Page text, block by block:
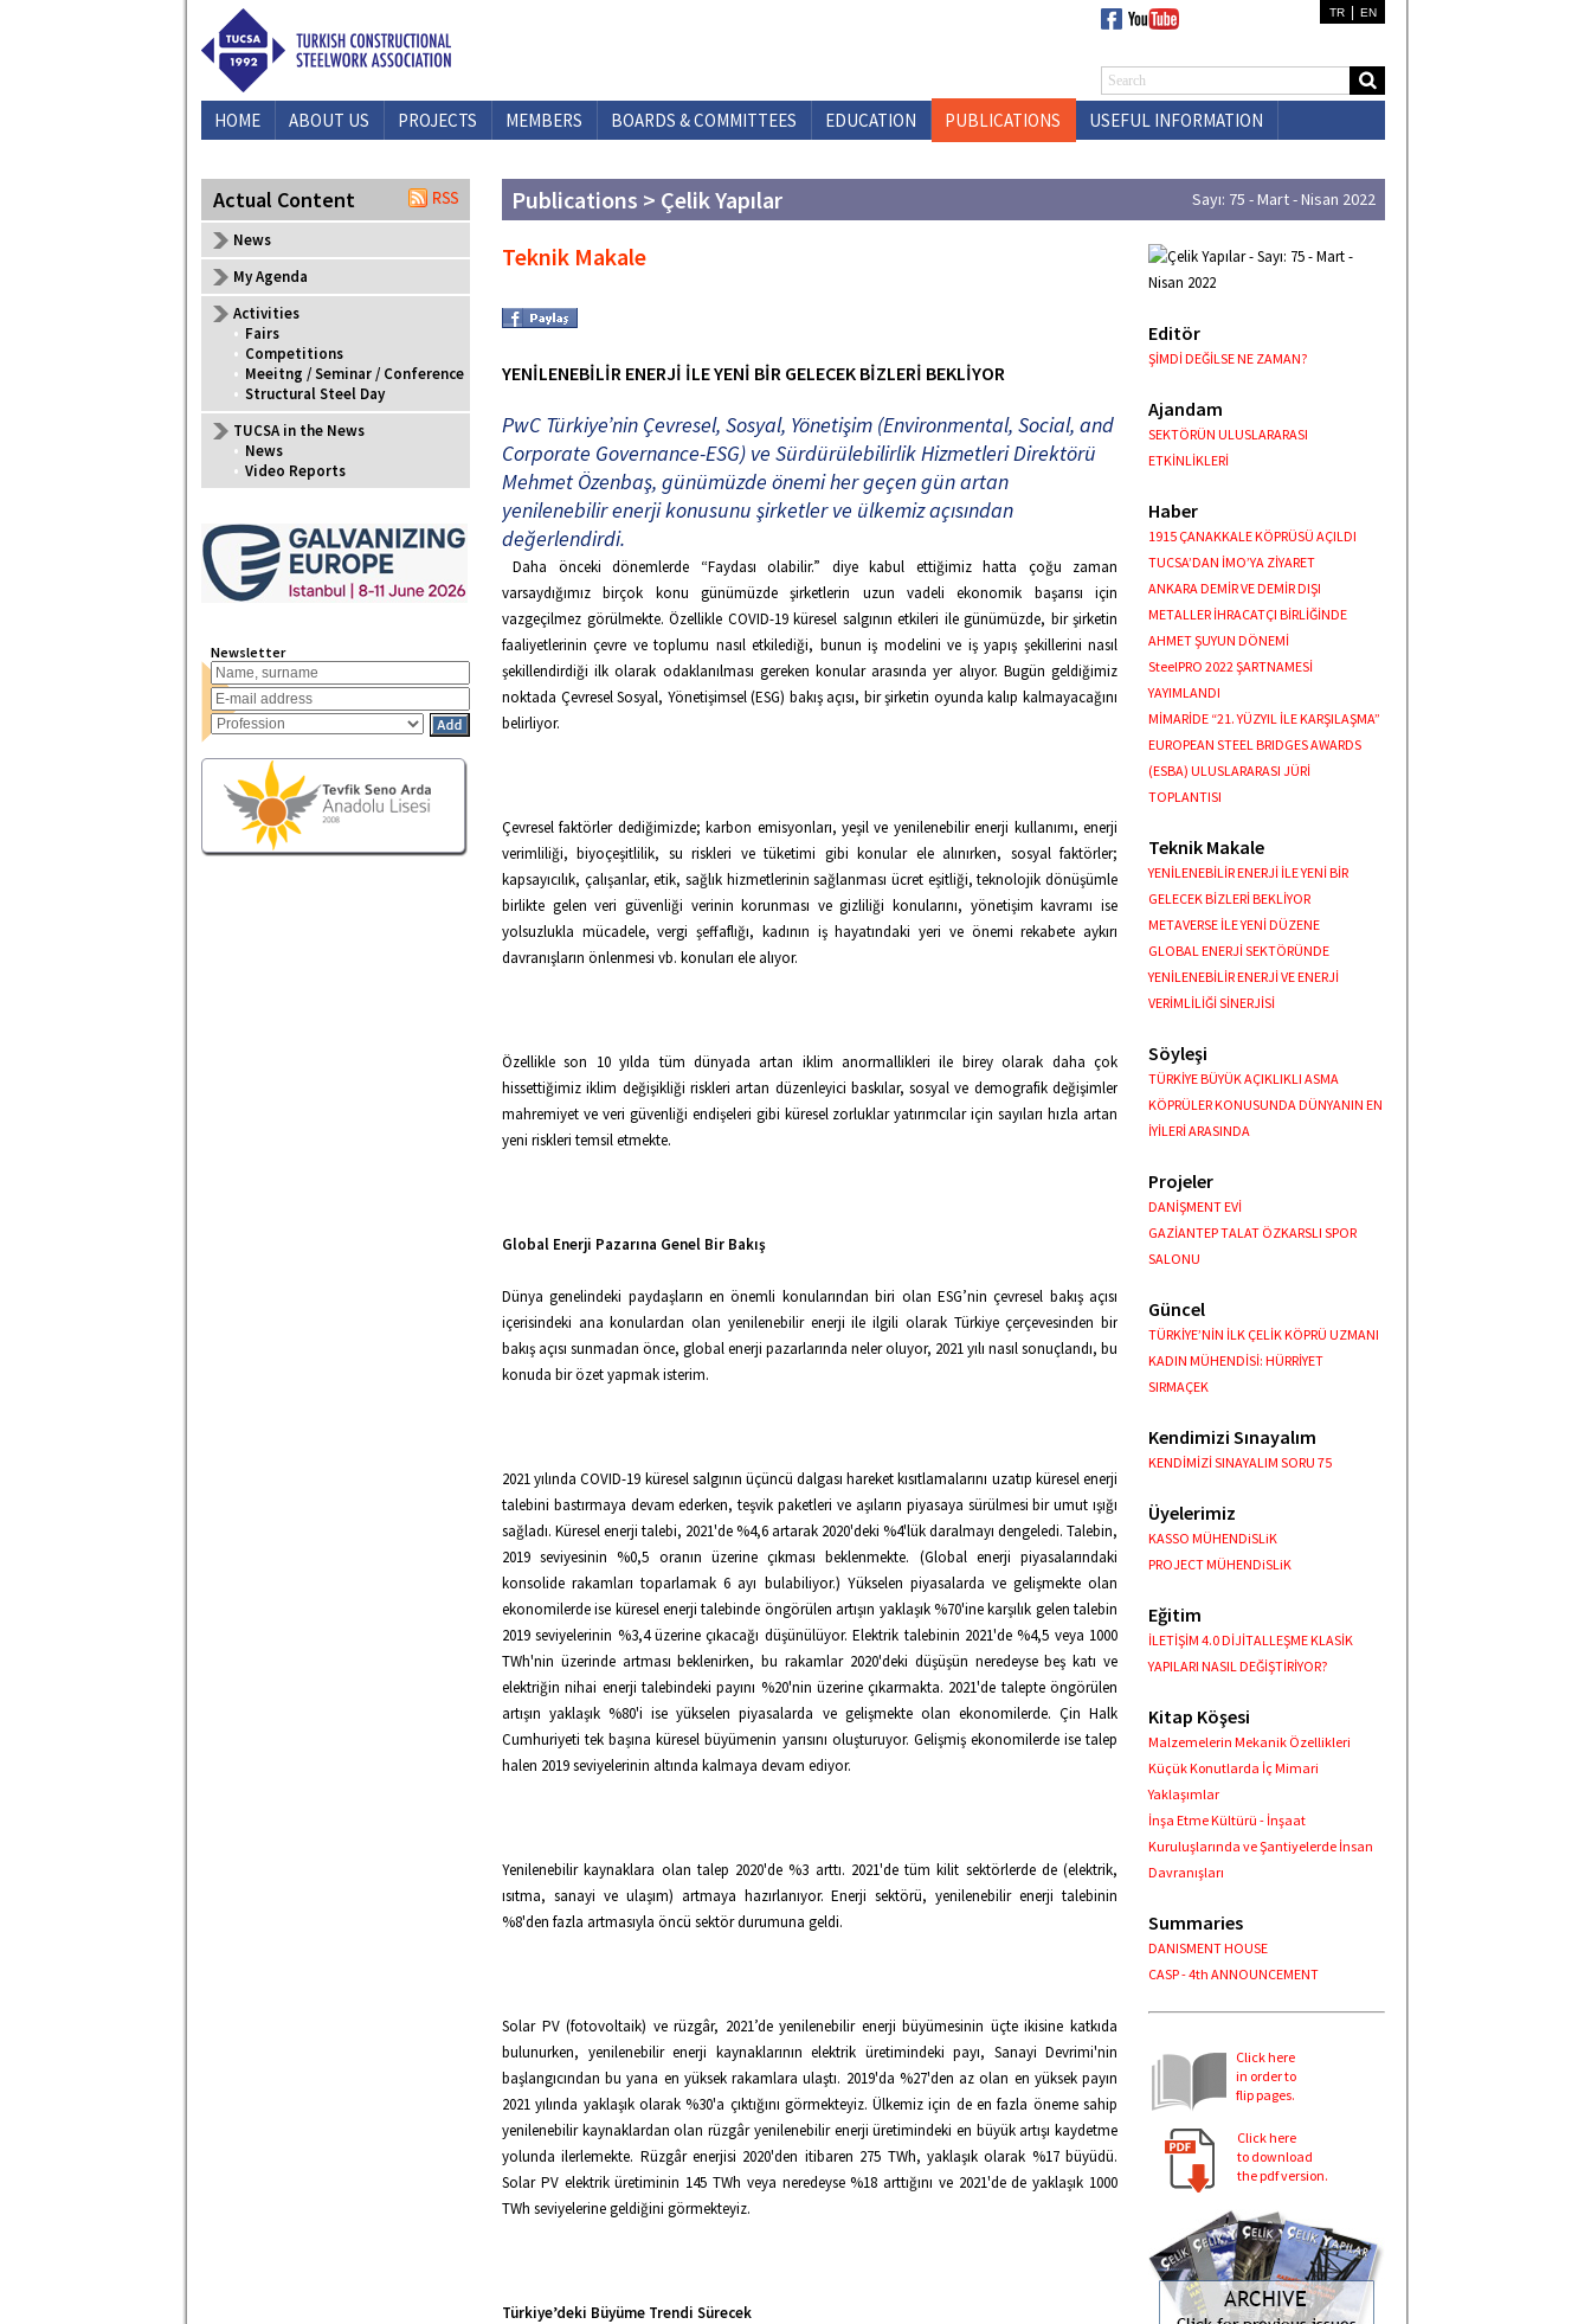
TR EN
HOME ABOUT US PROJECTS MEMBERS BOARDS & COMMITTEES EDUCATION PUBLICATIONS
USEFUL INFORMATION
Actual Content
News
My Agenda
Activities
• Fairs
• Competitions
• Meeitng / Seminar / Conference
• Structural Steel Day
TUCSA in the News
• News
• Video Reports
Newsletter
Publications > Çelik Yapılar Sayı: 75 - Mart - Nisan 2022
Teknik Makale
YENİLENEBİLİR ENERJİ İLE YENİ BİR GELECEK BİZLERİ BEKLİYOR
PwC Türkiye’nin Çevresel, Sosyal, Yönetişim (Environmental, Social, and
Corporate Governance-ESG) ve Sürdürülebilirlik Hizmetleri Direktörü
Mehmet Özenbaş, günümüzde önemi her geçen gün artan
yenilenebilir enerji konusunu şirketler ve ülkemiz açısından
değerlendirdi.
Daha önceki dönemlerde “Faydası olabilir.” diye kabul ettiğimiz hatta çoğu zaman
varsaydığımız birçok konu günümüzde şirketlerin uzun vadeli ekonomik başarısı için
vazgeçilmez görülmekte. Özellikle COVID-19 küresel salgının etkileri ile günümüzde, bir şirketin
faaliyetlerinin çevre ve toplumu nasıl etkilediği, bunun iş modelini ve iş yapış şekillerini nasıl
şekillendirdiği ilk olarak odaklanılması gereken konular arasında yer alıyor. Bugün geldiğimiz
noktada Çevresel Sosyal, Yönetişimsel (ESG) bakış açısı, bir şirketin oyunda kalıp kalmayacağını
belirliyor.
Çevresel faktörler dediğimizde; karbon emisyonları, yeşil ve yenilenebilir enerji kullanımı, enerji
verimliliği, biyoçeşitlilik, su riskleri ve tüketimi gibi konular ele alınırken, sosyal faktörler;
kapsayıcılık, çalışanlar, etik, sağlık hizmetlerinin sağlanması ücret eşitliği, teknolojik dönüşümle
birlikte gelen veri güvenliği verinin korunması ve gizliliği konularını, yönetişim kavramı ise
yolsuzlukla mücadele, vergi şeffaflığı, kadının iş hayatındaki yeri ve önemi rekabete aykırı
davranışların önlenmesi vb. konuları ele alıyor.
Özellikle son 10 yılda tüm dünyada artan iklim anormallikleri ile birey olarak daha çok
hissettiğimiz iklim değişikliği riskleri artan düzenleyici baskılar, sosyal ve demografik değişimler
mahremiyet ve veri güvenliği endişeleri gibi küresel zorluklar yatırımcılar için sayıları hızla artan
yeni riskleri temsil etmekte.
Global Enerji Pazarına Genel Bir Bakış
Dünya genelindeki paydaşların en önemli konularından biri olan ESG’nin çevresel bakış açısı
içerisindeki ana konulardan olan yenilenebilir enerji ile ilgili olarak Türkiye çerçevesinden bir
bakış açısı sunmadan önce, global enerji pazarlarında neler oluyor, 2021 yılı nasıl sonuçlandı, bu
konuda bir özet yapmak isterim.
2021 yılında COVID-19 küresel salgının üçüncü dalgası hareket kısıtlamalarını uzatıp küresel enerji
talebini bastırmaya devam ederken, teşvik paketleri ve aşıların piyasaya sürülmesi bir umut ışığı
sağladı. Küresel enerji talebi, 2021'de %4,6 artarak 2020'deki %4'lük daralmayı dengeledi. Talebin,
2019 seviyesinin %0,5 oranın üzerine çıkması beklenmekte. (Global enerji piyasalarındaki
konsolide rakamları toparlamak 6 ayı bulabiliyor.) Yükselen piyasalarda ve gelişmekte olan
ekonomilerde ise küresel enerji talebinde öngörülen artışın yaklaşık %70'ine karşılık gelen talebin
2019 seviyelerinin %3,4 üzerine çıkacağı düşünülüyor. Elektrik talebinin 2021'de %4,5 veya 1000
TWh'nin üzerinde artması beklenirken, bu rakamlar 2020'deki düşüşün neredeyse beş katı ve
elektriğin nihai enerji talebindeki payını %20'nin üzerine çıkarmakta. 2021'de talepte öngörülen
artışın yaklaşık %80'i ise yükselen piyasalarda ve gelişmekte olan ekonomilerde. Çin Halk
Cumhuriyeti tek başına küresel büyümenin yarısını oluşturuyor. Gelişmiş ekonomilerde ise talep
halen 2019 seviyelerinin altında kalmaya devam ediyor.
Yenilenebilir kaynaklara olan talep 2020'de %3 arttı. 2021'de tüm kilit sektörlerde de (elektrik,
ısıtma, sanayi ve ulaşım) artmaya hazırlanıyor. Enerji sektörü, yenilenebilir enerji talebinin
%8'den fazla artmasıyla öncü sektör durumuna geldi.
Solar PV (fotovoltaik) ve rüzgâr, 2021’de yenilenebilir enerji büyümesinin üçte ikisine katkıda
bulunurken, yenilenebilir enerji kaynaklarının elektrik üretimindeki payı, Sanayi Devrimi'nin
başlangıcından bu yana en yüksek rakamlara ulaştı. 2019'da %27'den az olan en yüksek payın
2021 yılında yaklaşık olarak %30'a çıktığını görmekteyiz. Ülkemiz için de en fazla öneme sahip
yenilenebilir kaynaklardan olan rüzgâr yenilenebilir enerji üretimindeki en büyük artışı kaydetme
yolunda ilerlemekte. Rüzgâr enerjisi 2020'den itibaren 275 TWh, yaklaşık olarak %17 büyüdü.
Solar PV elektrik üretiminin 145 TWh veya neredeyse %18 arttığını ve 2021'de de yaklaşık 1000
TWh seviyelerine geldiğini görmekteyiz.
Türkiye’deki Büyüme Trendi Sürecek
Editör
ŞİMDİ DEĞİLSE NE ZAMAN?
Ajandam
SEKTÖRÜN ULUSLARARASI
ETKİNLİKLERİ
Haber
1915 ÇANAKKALE KÖPRÜSÜ AÇILDI
TUCSA’DAN İMO’YA ZİYARET
ANKARA DEMİR VE DEMİR DIŞI
METALLER İHRACATÇI BİRLİĞİNDE
AHMET ŞUYUN DÖNEMİ
SteelPRO 2022 ŞARTNAMESİ
YAYIMLANDI
MİMARİDE “21. YÜZYIL İLE KARŞILAŞMA”
EUROPEAN STEEL BRIDGES AWARDS
(ESBA) ULUSLARARASI JÜRİ
TOPLANTISI
Teknik Makale
YENİLENEBİLİR ENERJİ İLE YENİ BİR
GELECEK BİZLERİ BEKLİYOR
METAVERSE İLE YENİ DÜZENE
GLOBAL ENERJİ SEKTÖRÜNDE
YENİLENEBİLİR ENERJİ VE ENERJİ
VERİMLİLİĞİ SİNERJİSİ
Söyleşi
TÜRKİYE BÜYÜK AÇIKLIKLI ASMA
KÖPRÜLER KONUSUNDA DÜNYANIN EN
İYİLERİ ARASINDA
Projeler
DANİŞMENT EVİ
GAZİANTEP TALAT ÖZKARSLI SPOR
SALONU
Güncel
TÜRKİYE’NİN İLK ÇELİK KÖPRÜ UZMANI
KADIN MÜHENDİSİ: HÜRRİYET
SIRMAÇEK
Kendimizi Sınayalım
KENDİMİZİ SINAYALIM SORU 75
Üyelerimiz
KASSO MÜHENDiSLiK
PROJECT MÜHENDiSLiK
Eğitim
İLETİŞİM 4.0 DİJİTALLEŞME KLASİK
YAPILARI NASIL DEĞİŞTİRİYOR?
Kitap Köşesi
Malzemelerin Mekanik Özellikleri
Küçük Konutlarda İç Mimari
Yaklaşımlar
İnşa Etme Kültürü - İnşaat
Kuruluşlarında ve Şantiyelerde İnsan
Davranışları
Summaries
DANISMENT HOUSE
CASP - 4th ANNOUNCEMENT
Click here
in order to
flip pages.
Click here
to download
the pdf version.